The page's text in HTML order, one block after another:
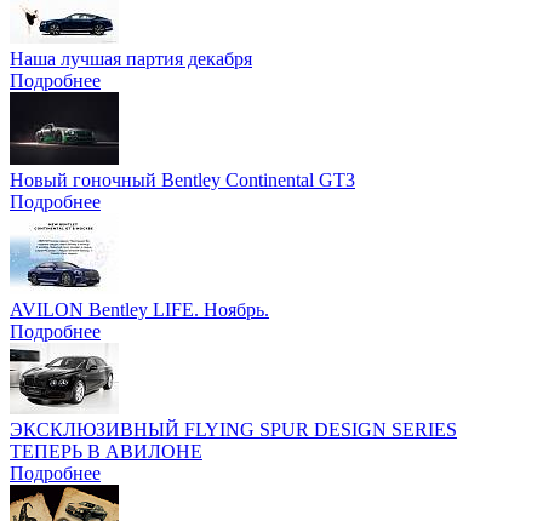
Наша лучшая партия декабря
Подробнее
Новый гоночный Bentley Continental GT3
Подробнее
AVILON Bentley LIFE. Ноябрь.
Подробнее
ЭКСКЛЮЗИВНЫЙ FLYING SPUR DESIGN SERIES
ТЕПЕРЬ В АВИЛОНЕ
Подробнее